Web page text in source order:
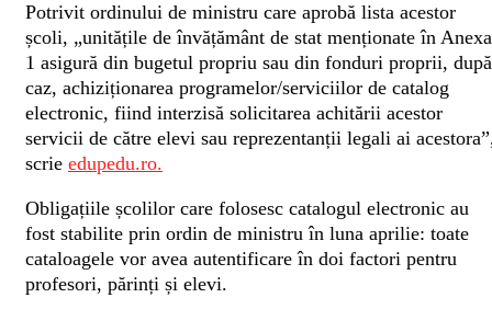
Potrivit ordinului de ministru care aprobă lista acestor
școli, „unitățile de învățământ de stat menționate în Anexa
1 asigură din bugetul propriu sau din fonduri proprii, după
caz, achiziționarea programelor/serviciilor de catalog
electronic, fiind interzisă solicitarea achitării acestor
servicii de către elevi sau reprezentanții legali ai
scrie edupedu.ro.
Obligațiile școlilor care folosesc catalogul electronic au
fost stabilite prin ordin de ministru în luna aprilie: toate
cataloagele vor avea autentificare în doi factori pentru
profesori, părinți și elevi.